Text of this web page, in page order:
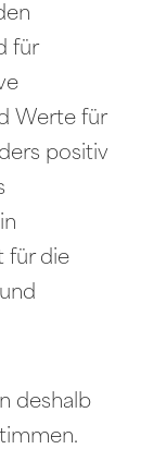
für
Werte für
positiv
für die
deshalb